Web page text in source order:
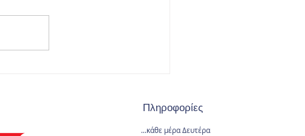
Πληροφορίες
...κάθε μέραΔευτέρα